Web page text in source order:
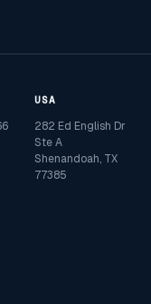
USA
282 Ed English Dr
Ste A
Shenandoah, TX
77385